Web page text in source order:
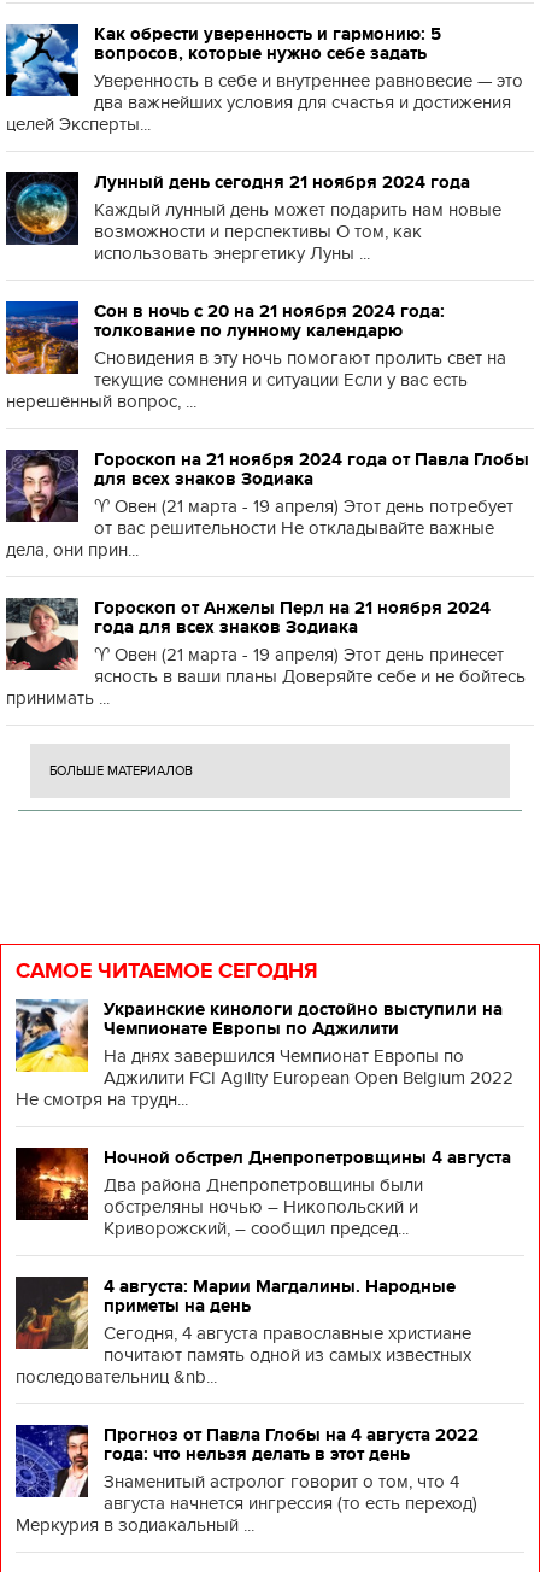
Как обрести уверенность и гармонию: 5
вопросов, которые нужно себе задать
Уверенность в себе и внутреннее равновесие — это
два важнейших условия для счастья и достижения
целей Эксперты...
Лунный день сегодня 21 ноября 2024 года
Каждый лунный день может подарить нам новые
возможности и перспективы О том, как
использовать энергетику Луны ...
Сон в ночь с 20 на 21 ноября 2024 года:
толкование по лунному календарю
Сновидения в эту ночь помогают пролить свет на
текущие сомнения и ситуации Если у вас есть
нерешённый вопрос, ...
Гороскоп на 21 ноября 2024 года от Павла Глобы
для всех знаков Зодиака
♈️ Овен (21 марта - 19 апреля) Этот день потребует
от вас решительности Не откладывайте важные
дела, они прин...
Гороскоп от Анжелы Перл на 21 ноября 2024
года для всех знаков Зодиака
♈️ Овен (21 марта - 19 апреля) Этот день принесет
ясность в ваши планы Доверяйте себе и не бойтесь
принимать ...
БОЛЬШЕ МАТЕРИАЛОВ
САМОЕ ЧИТАЕМОЕ СЕГОДНЯ
Украинские кинологи достойно выступили на
Чемпионате Европы по Аджилити
На днях завершился Чемпионат Европы по
Аджилити FCI Agility European Open Belgium 2022
Не смотря на трудн...
Ночной обстрел Днепропетровщины 4 августа
Два района Днепропетровщины были
обстреляны ночью – Никопольский и
Криворожский, – сообщил председ...
4 августа: Марии Магдалины. Народные
приметы на день
Сегодня, 4 августа православные христиане
почитают память одной из самых известных
последовательниц &nb...
Прогноз от Павла Глобы на 4 августа 2022
года: что нельзя делать в этот день
Знаменитый астролог говорит о том, что 4
августа начнется ингрессия (то есть переход)
Меркурия в зодиакальный ...